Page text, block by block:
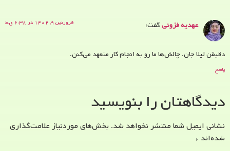
عهدیه فزونیگفت: فروردین ۹, ۱۴۰۲ در ۶:۳۸ ق.ظ
دقیقن لیلا جان. چالش‌ها ما رو به انجام کار متعهد می‌کنن.
پاسخ
دیدگاهتان را بنویسید
نشانی ایمیل شما منتشر نخواهد شد. بخش‌های موردنیاز علامت‌گذاری
شده‌اند *